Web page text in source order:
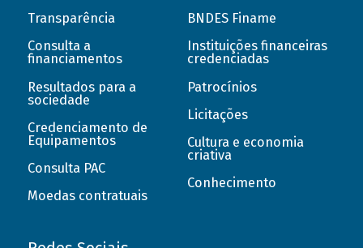
Transparência
Consulta a
financiamentos
Resultados para a
sociedade
Credenciamento de
Equipamentos
Consulta PAC
Moedas contratuais
BNDES Finame
Instituições financeiras
credenciadas
Patrocínios
Licitações
Cultura e economia
criativa
Conhecimento